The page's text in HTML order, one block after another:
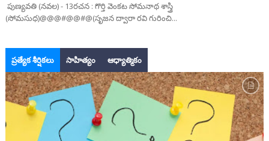
పుణ్యవతి (నవల) - 13రచన : గొర్తి వెంకట సోమనాథ శాస్త్రి
(సోమసుధ)@@@#@@#@(సృజన ద్వారా రవి గురించి...
ప్రత్యేక శీర్షికలు సాహిత్యం ఆధ్యాత్మికం